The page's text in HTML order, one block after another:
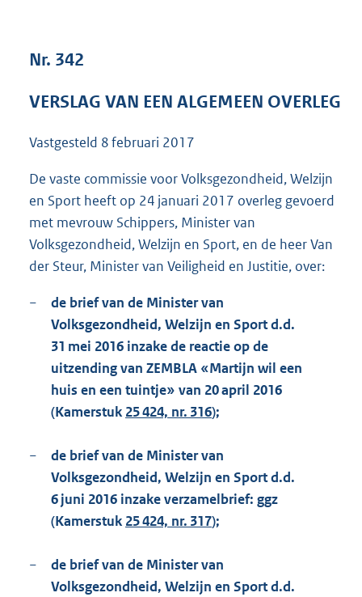
e
1
K
Nr. 342
VERSLAG VAN EEN ALGEMEEN OVERLEG
Vastgesteld 8 februari 2017
De vaste commissie voor Volksgezondheid, Welzijn
en Sport heeft op 24 januari 2017 overleg gevoerd
met mevrouw Schippers, Minister van
Volksgezondheid, Welzijn en Sport, en de heer Van
der Steur, Minister van Veiligheid en Justitie, over:
−
de brief van de Minister van
Volksgezondheid, Welzijn en Sport d.d.
31 mei 2016 inzake de reactie op de
uitzending van ZEMBLA «Martijn wil een
huis en een tuintje» van 20 april 2016
(Kamerstuk 25 424, nr. 316);
−
de brief van de Minister van
Volksgezondheid, Welzijn en Sport d.d.
6 juni 2016 inzake verzamelbrief: ggz
(Kamerstuk 25 424, nr. 317);
−
de brief van de Minister van
Volksgezondheid, Welzijn en Sport d.d.